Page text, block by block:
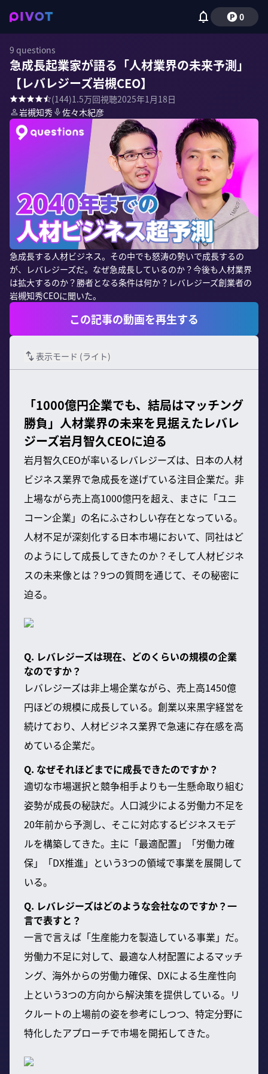
0
9 questions
急成長起業家が語る「人材業界の未来予測」
【レバレジーズ岩槻CEO】
(144)1.5万回視聴2025年1月18日
岩槻知秀
佐々木紀彦
急成長する人材ビジネス。その中でも怒涛の勢いで成長するの
が、レバレジーズだ。なぜ急成長しているのか？今後も人材業界
は拡大するのか？勝者となる条件は何か？レバレジーズ創業者の
岩槻知秀CEOに聞いた。
この記事の動画を再生する
表示モード (ライト)
「1000億円企業でも、結局はマッチング
勝負」人材業界の未来を見据えたレバレ
ジーズ岩月智久CEOに迫る
岩月智久CEOが率いるレバレジーズは、日本の人材
ビジネス業界で急成長を遂げている注目企業だ。非
上場ながら売上高1000億円を超え、まさに「ユニ
コーン企業」の名にふさわしい存在となっている。
人材不足が深刻化する日本市場において、同社はど
のようにして成長してきたのか？そして人材ビジネ
スの未来像とは？9つの質問を通じて、その秘密に
迫る。
Q. レバレジーズは現在、どのくらいの規模の企業
なのですか？
レバレジーズは非上場企業ながら、売上高1450億
円ほどの規模に成長している。創業以来黒字経営を
続けており、人材ビジネス業界で急速に存在感を高
めている企業だ。
Q. なぜそれほどまでに成長できたのですか？
適切な市場選択と競争相手よりも一生懸命取り組む
姿勢が成長の秘訣だ。人口減少による労働力不足を
20年前から予測し、そこに対応するビジネスモデ
ルを構築してきた。主に「最適配置」「労働力確
保」「DX推進」という3つの領域で事業を展開して
いる。
Q. レバレジーズはどのような会社なのですか？一
言で表すと？
一言で言えば「生産能力を製造している事業」だ。
労働力不足に対して、最適な人材配置によるマッチ
ング、海外からの労働力確保、DXによる生産性向
上という3つの方向から解決策を提供している。リ
クルートの上場前の姿を参考にしつつ、特定分野に
特化したアプローチで市場を開拓してきた。